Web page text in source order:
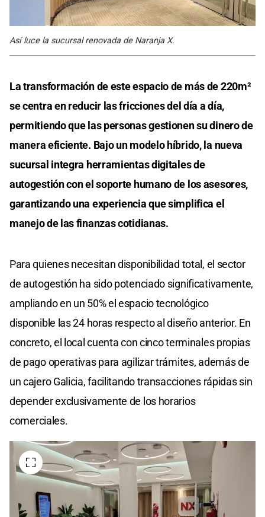
Así luce la sucursal renovada de Naranja X.
La transformación de este espacio de más de 220m²
se centra en reducir las fricciones del día a día,
permitiendo que las personas gestionen su dinero de
manera eficiente. Bajo un modelo híbrido, la nueva
sucursal integra herramientas digitales de
autogestión con el soporte humano de los asesores,
garantizando una experiencia que simplifica el
manejo de las finanzas cotidianas.
Para quienes necesitan disponibilidad total, el sector
de autogestión ha sido potenciado significativamente,
ampliando en un 50% el espacio tecnológico
disponible las 24 horas respecto al diseño anterior. En
concreto, el local cuenta con cinco terminales propias
de pago operativas para agilizar trámites, además de
un cajero Galicia, facilitando transacciones rápidas sin
depender exclusivamente de los horarios
comerciales.